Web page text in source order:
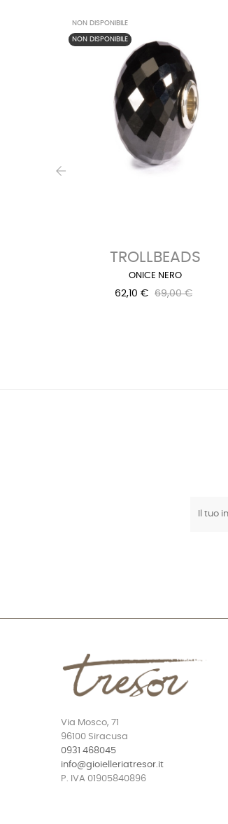
NON DISPONIBILE
NON DISPONIBILE
TROLLBEADS
ONICE NERO
62,10 € 69,00 €
Via Mosco, 71
96100 Siracusa
0931 468045
info@gioielleriatresor.it
P. IVA 01905840896